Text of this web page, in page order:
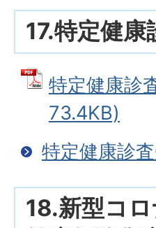
17.特定健
特定健康診
73.4KB)
特定健康診
18.新型コ